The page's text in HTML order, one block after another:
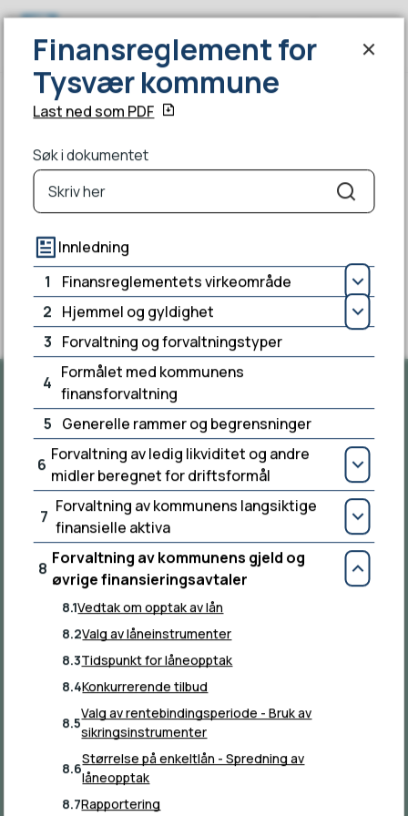
Søk Meny
Du er her:
Finansreglement for Tysvær kommune
Fant du det du lette etter?
Ja Nei
Kontakt oss
Sentralbordet
52 75 70 00
E-post
Send e-post
Besøksadresse
Rådhusvegen 9, 5570 Aksdal
Postadresse
Postboks 94, 5575 Aksdal
Organisasjonsnummer
964 979 812
Vakttelefoner
Finansreglement for Tysvær
Finansreglement for
Tysvær kommune
Last ned som PDF
Søk i dokumentet
Søk
Innledning
1
Finansreglementets virkeområde
2 Hjemmel og gyldighet
3 Forvaltning og forvaltningstyper
4
Formålet med kommunens
finansforvaltning
5 Generelle rammer og begrensninger
6
Forvaltning av ledig likviditet og andre
midler beregnet for driftsformål
7
Forvaltning av kommunens langsiktige
finansielle aktiva
8
Forvaltning av kommunens gjeld og
øvrige finansieringsavtaler
Lukk
8.1Vedtak om opptak av lån
8.2Valg av låneinstrumenter
8.3Tidspunkt for låneopptak
8.4Konkurrerende tilbud
8.5
Valg av rentebindingsperiode - Bruk av
sikringsinstrumenter
8.6
Størrelse på enkeltlån - Spredning av
låneopptak
8.7Rapportering